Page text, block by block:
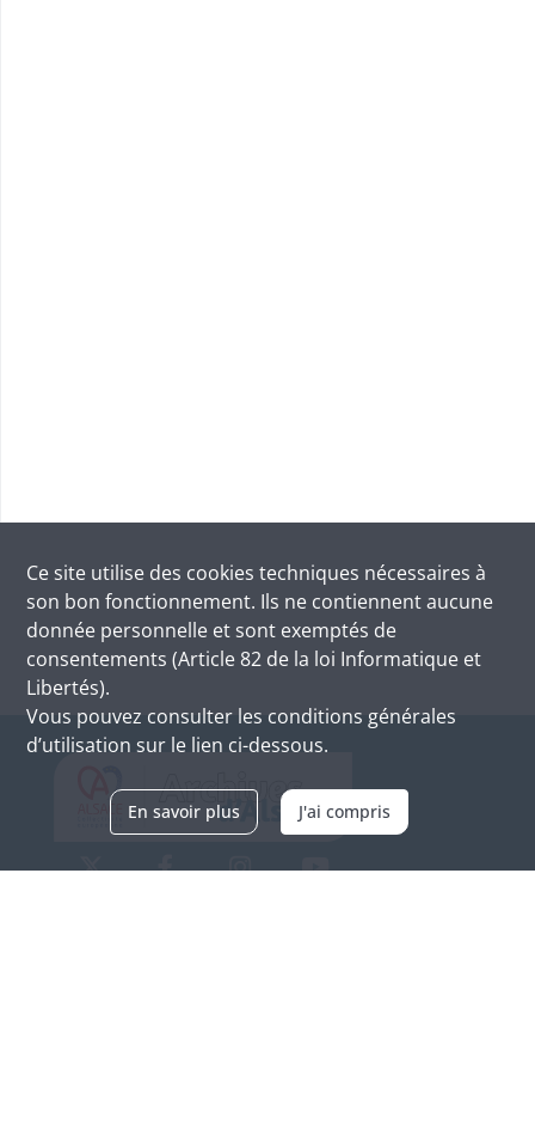
Ce site utilise des cookies techniques nécessaires à
son bon fonctionnement. Ils ne contiennent aucune
donnée personnelle et sont exemptés de
consentements (Article 82 de la loi Informatique et
Libertés).
Vous pouvez consulter les conditions générales
d’utilisation sur le lien ci-dessous.
En savoir plus J'ai compris